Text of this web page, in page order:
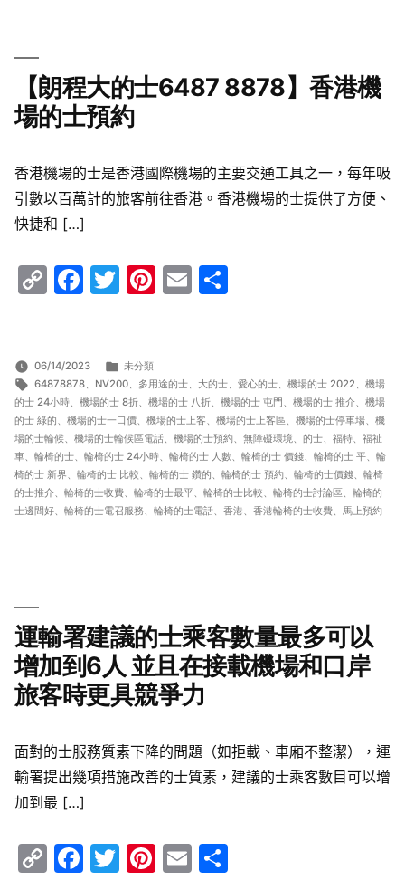
【朗程大的士6487 8878】香港機
場的士預約
香港機場的士是香港國際機場的主要交通工具之一，每年吸
引數以百萬計的旅客前往香港。香港機場的士提供了方便、
快捷和 […]
CopyFacebook
Twitter
Pinterest
Email
06/14/2023
分
類:
未分類
標
籤:
64878878、 NV200、 多用途的士、 大的士、 愛心的士、 機場的士 2022、 機場
的士 24小時、 機場的士 8折、 機場的士 八折、 機場的士 屯門、 機場的士 推介、 機場
的士 綠的、 機場的士一口價、 機場的士上客、 機場的士上客區、 機場的士停車場、 機
場的士輪候、 機場的士輪候區電話、 機場的士預約、 無障礙環境、 的士、 福特、 福祉
車、 輪椅的士、 輪椅的士 24小時、 輪椅的士 人數、 輪椅的士 價錢、 輪椅的士 平、 輪
椅的士 新界、 輪椅的士 比較、 輪椅的士 鑽的、 輪椅的士 預約、 輪椅的士價錢、 輪椅
的士推介、 輪椅的士收費、 輪椅的士最平、 輪椅的士比較、 輪椅的士討論區、 輪椅的
士邊間好、 輪椅的士電召服務、 輪椅的士電話、 香港、 香港輪椅的士收費、 馬上預約
運輸署建議的士乘客數量最多可以
增加到6人 並且在接載機場和口岸
旅客時更具競爭力
面對的士服務質素下降的問題（如拒載、車廂不整潔），運
輸署提出幾項措施改善的士質素，建議的士乘客數目可以增
加到最 […]
CopyFacebook
Twitter
Pinterest
Email